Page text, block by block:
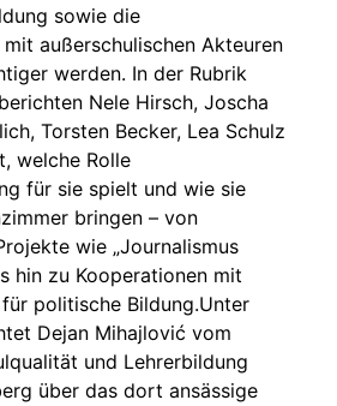
sowie die
außerschulischen Akteuren
werden. In der Rubrik
Nele Hirsch, Joscha
Torsten Becker, Lea Schulz
welche Rolle
für sie spielt und wie sie
bringen – von
wie „Journalismus
hin zu Kooperationen mit
politische Bildung.Unter
Dejan Mihajlović vom
und Lehrerbildung
über das dort ansässige